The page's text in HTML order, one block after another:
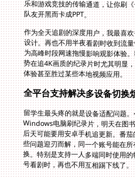
队友开黑而卡成PPT。
作为全天追剧的深度用户，我最喜
设计。再也不用半夜看剧时收到流
为高峰时段网速拖慢影响观影体验
势在追4K画质的纪录片时尤其明
体验甚至胜过某些本地视频应用。
全平台支持解决多设备切换
留学生最头疼的就是设备适配问题
Windows电脑刷纪录片，明天在图书馆
后天可能要用安卓手机追更新。番茄的跨
些问题迎刃而解，同一个账号能在所有主
换。特别是支持一人多端同时使用的特性
号看剧时，再也不用互相踢下线了。